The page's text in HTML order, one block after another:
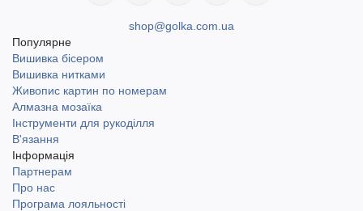
shop@golka.com.ua
Популярне
Вишивка бісером
Вишивка нитками
Живопис картин по номерам
Алмазна мозаїка
Інструменти для рукоділля
В'язання
Інформація
Партнерам
Про нас
Програма лояльності